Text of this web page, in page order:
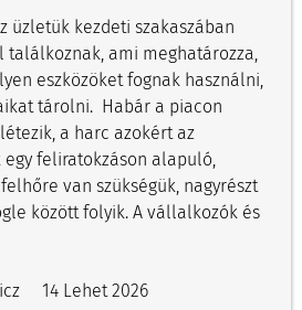
üzletük kezdeti szakaszában
találkoznak, ami meghatározza,
eszközöket fognak használni,
tárolni. Habár a piacon
a harc azokért az
feliratokzáson alapuló,
van szükségük, nagyrészt
között folyik. A vállalkozók és
14 Lehet 2026